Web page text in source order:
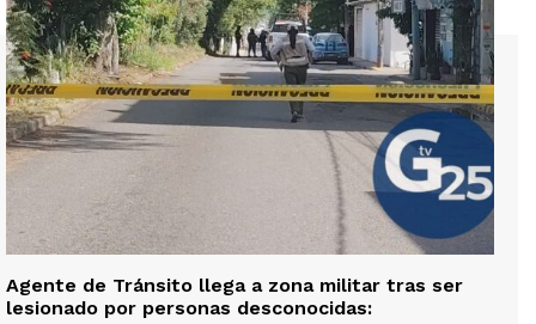
Agente de Tránsito llega a zona militar tras ser
lesionado por personas desconocidas: